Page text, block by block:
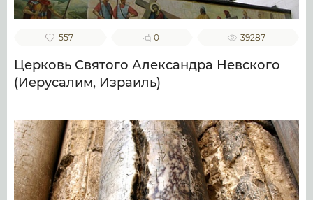
557 0 39287
Церковь Святого Александра Невского
(Иерусалим, Израиль)